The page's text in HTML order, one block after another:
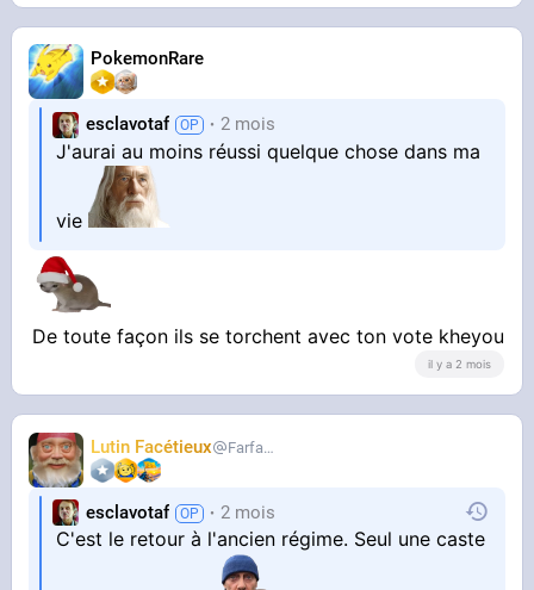
PokemonRare
esclavotaf 2 mois
J'aurai au moins réussi quelque chose dans ma
vie
De toute façon ils se torchent avec ton vote kheyou
il y a 2 mois
Lutin Facétieux Farfadet
esclavotaf 2 mois
C'est le retour à l'ancien régime. Seul une caste